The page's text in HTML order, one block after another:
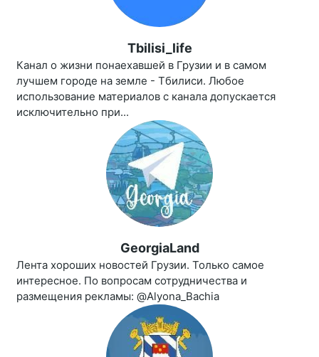
Tbilisi_life
Канал о жизни понаехавшей в Грузии и в самом
лучшем городе на земле - Тбилиси. Любое
использование материалов с канала допускается
исключительно при...
GeorgiaLand
Лента хороших новостей Грузии. Только самое
интересное. По вопросам сотрудничества и
размещения рекламы: @Alyona_Bachia